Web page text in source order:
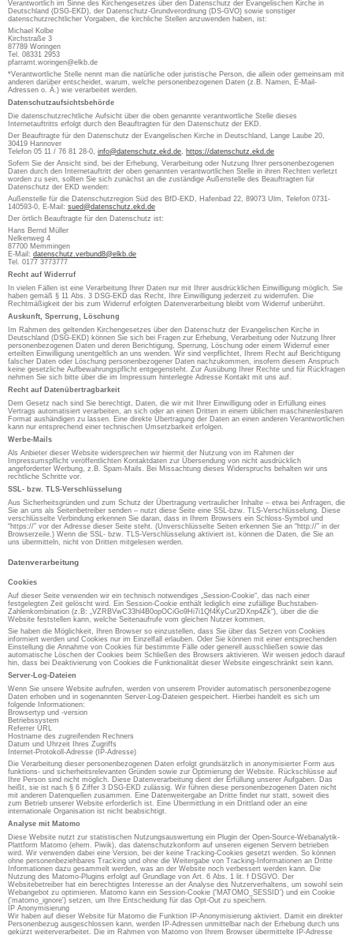
Verantwortlich im Sinne des Kirchengesetzes über den Datenschutz der Evangelischen Kirche in
Deutschland (DSG-EKD), der Datenschutz-Grundverordnung (DS-GVO) sowie sonstiger
datenschutzrechtlicher Vorgaben, die kirchliche Stellen anzuwenden haben, ist:
Michael Kolbe
Kirchstraße 3
87789 Woringen
Tel. 08331 2953
pfarramt.woringen@elkb.de
*Verantwortliche Stelle nennt man die natürliche oder juristische Person, die allein oder gemeinsam mit
anderen darüber entscheidet, warum, welche personenbezogenen Daten (z.B. Namen, E-Mail-
Adressen o. Ä.) wie verarbeitet werden.
Datenschutzaufsichtsbehörde
Die datenschutzrechtliche Aufsicht über die oben genannte verantwortliche Stelle dieses
Internetauftritts erfolgt durch den Beauftragten für den Datenschutz der EKD.
Der Beauftragte für den Datenschutz der Evangelischen Kirche in Deutschland, Lange Laube 20,
30419 Hannover
Telefon 05 11 / 76 81 28-0, info@datenschutz.ekd.de, https://datenschutz.ekd.de
Sofern Sie der Ansicht sind, bei der Erhebung, Verarbeitung oder Nutzung Ihrer personenbezogenen
Daten durch den Internetauftritt der oben genannten verantwortlichen Stelle in ihren Rechten verletzt
worden zu sein, sollten Sie sich zunächst an die zuständige Außenstelle des Beauftragten für
Datenschutz der EKD wenden:
Außenstelle für die Datenschutzregion Süd des BfD-EKD, Hafenbad 22, 89073 Ulm, Telefon 0731-
140593-0, E-Mail: sued@datenschutz.ekd.de
Der örtlich Beauftragte für den Datenschutz ist:
Hans Bernd Müller
Nelkenweg 4
87700 Memmingen
E-Mail: datenschutz.verbund8@elkb.de
Tel. 0177 3773777
Recht auf Widerruf
In vielen Fällen ist eine Verarbeitung Ihrer Daten nur mit Ihrer ausdrücklichen Einwilligung möglich. Sie
haben gemäß § 11 Abs. 3 DSG-EKD das Recht, Ihre Einwilligung jederzeit zu widerrufen. Die
Rechtmäßigkeit der bis zum Widerruf erfolgten Datenverarbeitung bleibt vom Widerruf unberührt.
Auskunft, Sperrung, Löschung
Im Rahmen des geltenden Kirchengesetzes über den Datenschutz der Evangelischen Kirche in
Deutschland (DSG-EKD) können Sie sich bei Fragen zur Erhebung, Verarbeitung oder Nutzung Ihrer
personenbezogenen Daten und deren Berichtigung, Sperrung, Löschung oder einem Widerruf einer
erteilten Einwilligung unentgeltlich an uns wenden. Wir sind verpflichtet, Ihrem Recht auf Berichtigung
falscher Daten oder Löschung personenbezogener Daten nachzukommen, insofern diesem Anspruch
keine gesetzliche Aufbewahrungspflicht entgegensteht. Zur Ausübung Ihrer Rechte und für Rückfragen
nehmen Sie sich bitte über die im Impressum hinterlegte Adresse Kontakt mit uns auf.
Recht auf Datenübertragbarkeit
Dem Gesetz nach sind Sie berechtigt, Daten, die wir mit Ihrer Einwilligung oder in Erfüllung eines
Vertrags automatisiert verarbeiten, an sich oder an einen Dritten in einem üblichen maschinenlesbaren
Format aushändigen zu lassen. Eine direkte Übertragung der Daten an einen anderen Verantwortlichen
kann nur entsprechend einer technischen Umsetzbarkeit erfolgen.
Werbe-Mails
Als Anbieter dieser Website widersprechen wir hiermit der Nutzung von im Rahmen der
Impressumspflicht veröffentlichten Kontaktdaten zur Übersendung von nicht ausdrücklich
angeforderter Werbung, z.B. Spam-Mails. Bei Missachtung dieses Widerspruchs behalten wir uns
rechtliche Schritte vor.
SSL- bzw. TLS-Verschlüsselung
Aus Sicherheitsgründen und zum Schutz der Übertragung vertraulicher Inhalte – etwa bei Anfragen, die
Sie an uns als Seitenbetreiber senden – nutzt diese Seite eine SSL-bzw. TLS-Verschlüsselung. Diese
verschlüsselte Verbindung erkennen Sie daran, dass in Ihrem Browsers ein Schloss-Symbol und
“https://” vor der Adresse dieser Seite steht. (Unverschlüsselte Seiten erkennen Sie an “http://” in der
Browserzeile.) Wenn die SSL- bzw. TLS-Verschlüsselung aktiviert ist, können die Daten, die Sie an
uns übermitteln, nicht von Dritten mitgelesen werden.
Datenverarbeitung
Cookies
Auf dieser Seite verwenden wir ein technisch notwendiges „Session-Cookie“, das nach einer
festgelegten Zeit gelöscht wird. Ein Session-Cookie enthält lediglich eine zufällige Buchstaben-
Zahlenkombination (z.B: „VZRBVwC33hl4B0opOCiGo9Hi7i1Qf4KyCur2DXnp4Zk“), über die die
Website feststellen kann, welche Seitenaufrufe vom gleichen Nutzer kommen.
Sie haben die Möglichkeit, Ihren Browser so einzustellen, dass Sie über das Setzen von Cookies
informiert werden und Cookies nur im Einzelfall erlauben. Oder Sie können mit einer entsprechenden
Einstellung die Annahme von Cookies für bestimmte Fälle oder generell ausschließen sowie das
automatische Löschen der Cookies beim Schließen des Browsers aktivieren. Wir weisen jedoch darauf
hin, dass bei Deaktivierung von Cookies die Funktionalität dieser Website eingeschränkt sein kann.
Server-Log-Dateien
Wenn Sie unsere Website aufrufen, werden von unserem Provider automatisch personenbezogene
Daten erhoben und in sogenannten Server-Log-Dateien gespeichert. Hierbei handelt es sich um
folgende Informationen:
Browsertyp und -version
Betriebssystem
Referrer URL
Hostname des zugreifenden Rechners
Datum und Uhrzeit Ihres Zugriffs
Internet-Protokoll-Adresse (IP-Adresse)
Die Verarbeitung dieser personenbezogenen Daten erfolgt grundsätzlich in anonymisierter Form aus
funktions- und sicherheitsrelevanten Gründen sowie zur Optimierung der Website. Rückschlüsse auf
Ihre Person sind nicht möglich. Diese Datenverarbeitung dient der Erfüllung unserer Aufgaben. Das
heißt, sie ist nach § 6 Ziffer 3 DSG-EKD zulässig. Wir führen diese personenbezogenen Daten nicht
mit anderen Datenquellen zusammen. Eine Datenweitergabe an Dritte findet nur statt, soweit dies
zum Betrieb unserer Website erforderlich ist. Eine Übermittlung in ein Drittland oder an eine
internationale Organisation ist nicht beabsichtigt.
Analyse mit Matomo
Diese Website nutzt zur statistischen Nutzungsauswertung ein Plugin der Open-Source-Webanalytik-
Plattform Matomo (ehem. Piwik), das datenschutzkonform auf unseren eigenen Servern betrieben
wird. Wir verwenden dabei eine Version, bei der keine Tracking-Cookies gesetzt werden. So können
ohne personenbeziehbares Tracking und ohne die Weitergabe von Tracking-Informationen an Dritte
Informationen dazu gesammelt werden, was an der Website noch verbessert werden kann. Die
Nutzung des Matomo-Plugins erfolgt auf Grundlage von Art. 6 Abs. 1 lit. f DSGVO. Der
Websitebetreiber hat ein berechtigtes Interesse an der Analyse des Nutzerverhaltens, um sowohl sein
Webangebot zu optimieren. Matomo kann ein Session-Cookie ('MATOMO_SESSID') und ein Cookie
('matomo_ignore') setzen, um Ihre Entscheidung für das Opt-Out zu speichern.
IP Anonymisierung
Wir haben auf dieser Website für Matomo die Funktion IP-Anonymisierung aktiviert. Damit ein direkter
Personenbezug ausgeschlossen kann, werden IP-Adressen unmittelbar nach der Erhebung durch uns
gekürzt weiterverarbeitet. Die im Rahmen von Matomo von Ihrem Browser übermittelte IP-Adresse